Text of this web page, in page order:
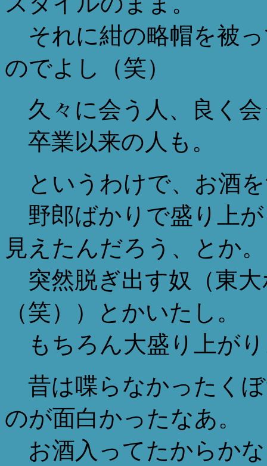
それに紺の略帽を被
のでよし（笑）
久々に会う人、良く会
卒業以来の人も。
というわけで、お酒
野郎ばかりで盛り上
見えたんだろう、とか。
突然脱ぎ出す奴（東
（笑））とかいたし。
もちろん大盛り上が
昔は喋らなかったく
のが面白かったなあ。
お酒入ってたからか